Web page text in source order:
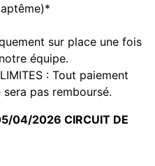
sur place une fois
équipe.
: Tout paiement
pas remboursé.
04/2026 CIRCUIT DE